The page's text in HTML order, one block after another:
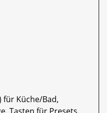
für Küche/Bad,